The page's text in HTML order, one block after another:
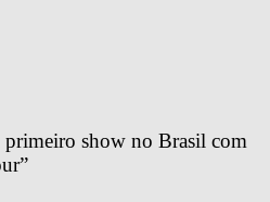
primeiro show no Brasil com